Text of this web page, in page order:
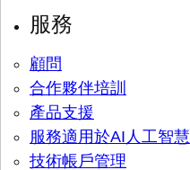
服務
顧問
合作夥伴培訓
產品支援
服務適用於AI人工智慧
技術帳戶管理